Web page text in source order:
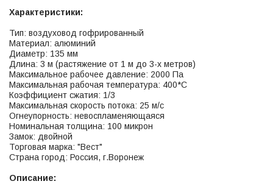
Характеристики:
Тип: воздуховод гофрированный
Материал: алюминий
Диаметр: 135 мм
Длина: 3 м (растяжение от 1 м до 3-х метров)
Максимальное рабочее давление: 2000 Па
Максимальная рабочая температура: 400*С
Коэффициент сжатия: 1/3
Максимальная скорость потока: 25 м/с
Огнеупорность: невоспламеняющаяся
Номинальная толщина: 100 микрон
Замок: двойной
Торговая марка: "Вест"
Страна город: Россия, г.Воронеж
Описание: